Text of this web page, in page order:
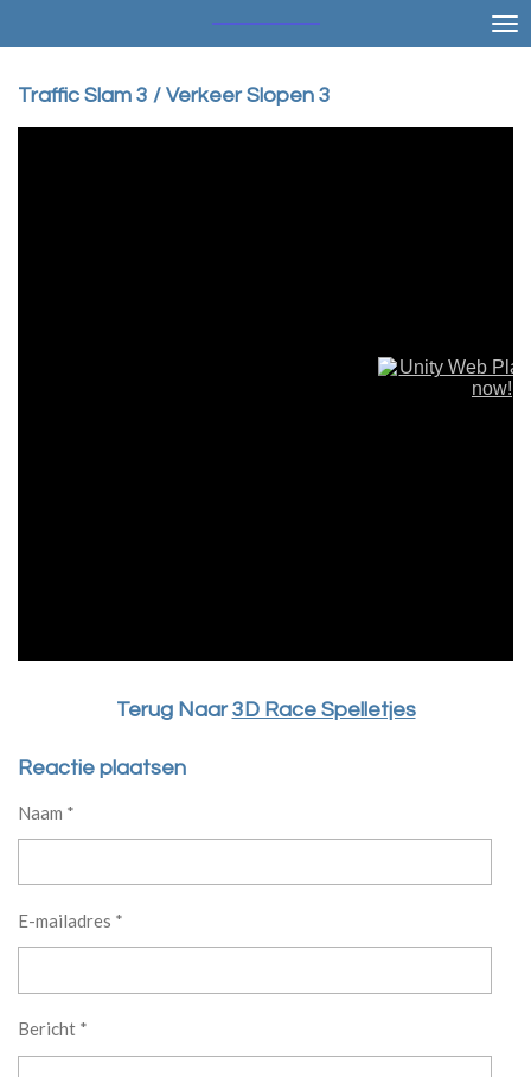
direct
de
hoofdinhoud
Traffic Slam 3 / Verkeer Slopen 3
Terug Naar3D Race Spelletjes
Reactie plaatsen
Naam *
E-mailadres *
Bericht *